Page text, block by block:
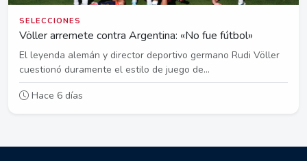
SELECCIONES
Völler arremete contra Argentina: «No fue fútbol»
El leyenda alemán y director deportivo germano Rudi Völler
cuestionó duramente el estilo de juego de...
Hace 6 días